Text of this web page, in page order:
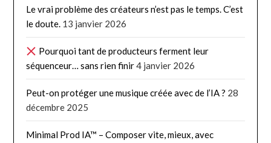
Le vrai problème des créateurs n’est pas le temps. C’est
le doute. 13 janvier 2026
Pourquoi tant de producteurs ferment leur
séquenceur… sans rien finir4 janvier 2026
Peut-on protéger une musique créée avec de l’IA ? 28
décembre 2025
Minimal Prod IA™ – Composer vite, mieux, avec